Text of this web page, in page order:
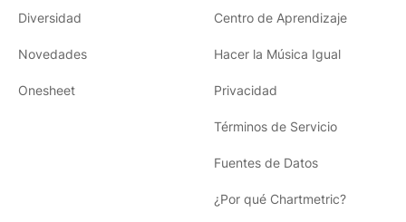
Diversidad
Novedades
Onesheet
Centro de Aprendizaje
Hacer la Música Igual
Privacidad
Términos de Servicio
Fuentes de Datos
¿Por qué Chartmetric?